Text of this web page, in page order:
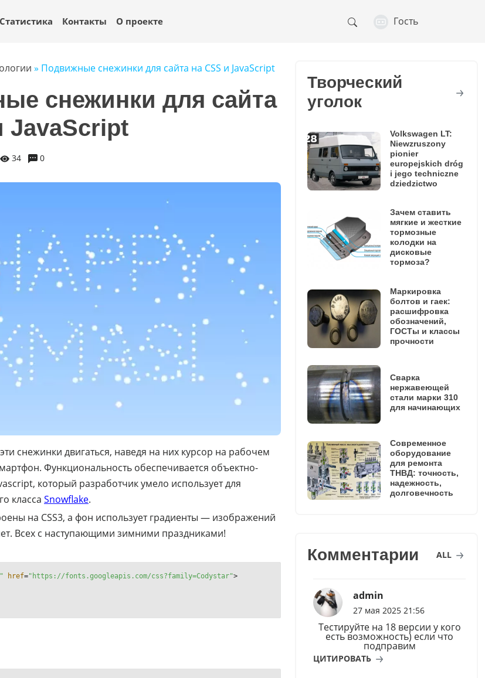
Гость
Статистика Контакты О проекте
» Подвижные снежинки для сайта на CSS и JavaScript
снежинки для сайта
JavaScript
34 0
снежинки двигаться, наведя на них курсор на рабочем
Функциональность обеспечивается объектно-
который разработчик умело использует для
класса Snowflake.
на CSS3, а фон использует градиенты — изображений
Всех с наступающими зимними праздниками!
href="https://fonts.googleapis.com/css?family=Codystar">
Творческий
уголок
Volkswagen LT:
Niewzruszony
pionier
europejskich dróg
i jego techniczne
dziedzictwo
Зачем ставить
мягкие и жесткие
тормозные
колодки на
дисковые
тормоза?
Маркировка
болтов и гаек:
расшифровка
обозначений,
ГОСТы и классы
прочности
Сварка
нержавеющей
стали марки 310
для начинающих
Современное
оборудование
для ремонта
ТНВД: точность,
надежность,
долговечность
Комментарии ALL
admin
27 мая 2025 21:56
Тестируйте на 18 версии у кого
есть возможность) если что
подправим
ЦИТИРОВАТЬ